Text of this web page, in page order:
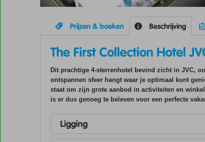
Prijzen & boeken Beschrijving
The First Collection Hotel
Dit prachtige 4-sterrenhotel bevind zicht in JVC,
ontspannen sfeer hangt waar je optimaal kunt
staat om zijn grote aanbod in activiteiten en
is er dus genoeg te beleven voor een perfecte
Ligging